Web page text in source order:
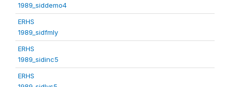
1989_siddemo4
ERHS
1989_sidfmly
ERHS
1989_sidinc5
ERHS